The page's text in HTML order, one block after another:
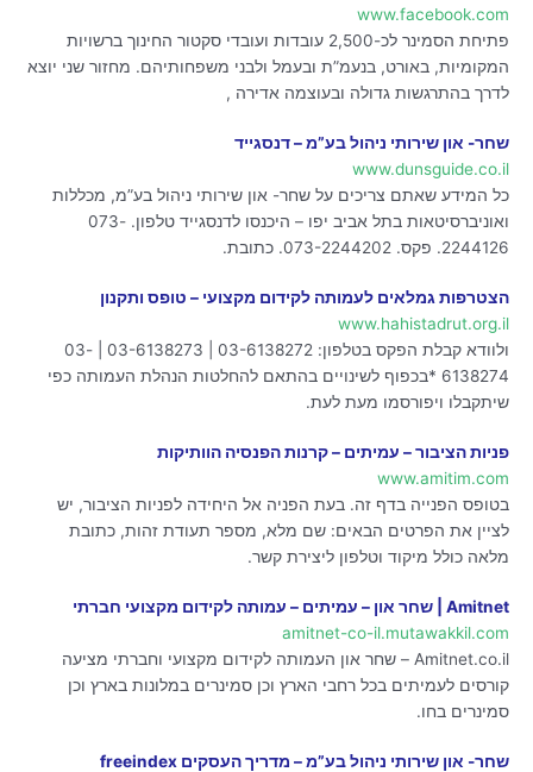
www.facebook.com
פתיחת הסמינר לכ-2,500 עובדות ועובדי סקטור החינוך ברשויות
המקומיות, באורט, בנעמ”ת ובעמל ולבני משפחותיהם. מחזור שני יוצא
לדרך בהתרגשות גדולה ובעוצמה אדירה ,
שחר- און שירותי ניהול בע”מ – דנסגייד
www.dunsguide.co.il
כל המידע שאתם צריכים על שחר- און שירותי ניהול בע”מ, מכללות
ואוניברסיטאות בתל אביב יפו – היכנסו לדנסגייד טלפון. 073-
2244126. פקס. 073-2244202. כתובת.
הצטרפות גמלאים לעמותה לקידום מקצועי – טופס ותקנון
www.hahistadrut.org.il
ולוודא קבלת הפקס בטלפון: 03-6138272 | 03-6138273 | 03-
6138274 *בכפוף לשינויים בהתאם להחלטות הנהלת העמותה כפי
שיתקבלו ויפורסמו מעת לעת.
פניות הציבור – עמיתים – קרנות הפנסיה הוותיקות
www.amitim.com
בטופס הפנייה בדף זה. בעת הפניה אל היחידה לפניות הציבור, יש
לציין את הפרטים הבאים: שם מלא, מספר תעודת זהות, כתובת
מלאה כולל מיקוד וטלפון ליצירת קשר.
Amitnet | שחר און – עמיתים – עמותה לקידום מקצועי חברתי
amitnet-co-il.mutawakkil.com
Amitnet.co.il – שחר און העמותה לקידום מקצועי וחברתי מציעה
קורסים לעמיתים בכל רחבי הארץ וכן סמינרים במלונות בארץ וכן
סמינרים בחו.
שחר- און שירותי ניהול בע”מ – מדריך העסקים freeindex